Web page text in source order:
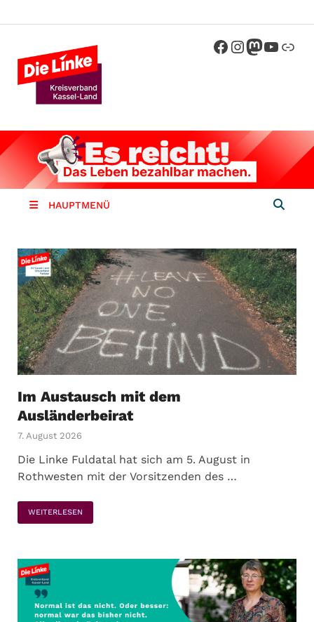
Land
HAUPTMENÜ
Im Austausch mit dem
Ausländerbeirat
7. August 2026
Die Linke Fuldatal hat sich am 5. August in
Rothwesten mit der Vorsitzenden des …
WEITERLESEN